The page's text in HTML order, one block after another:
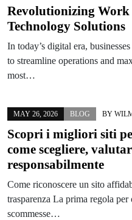
Revolutionizing
Technology Solutions
In today’s digital era,
to streamline operations and
most…
MAY 26, 2026 BLOG BY
Scopri i migliori siti
come scegliere,
responsabilmente
Come riconoscere un sito
trasparenza La prima regola
scommesse…